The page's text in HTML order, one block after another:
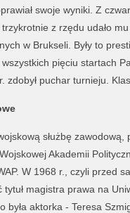
swoje wyniki. Z
z rzędu udało
w Brukseli. Były to
pięciu startach
zdobył puchar turnieju.
służbę
Akademii
W 1968 r., czyli przed
magistra prawa na
była aktorka - Teresa